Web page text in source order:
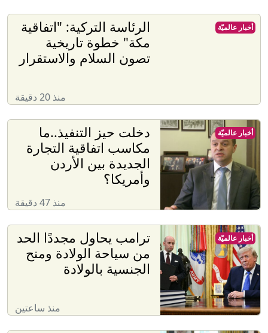
الرئاسة التركية: "اتفاقية
مكة" خطوة تاريخية
تصون السلام والاستقرار
منذ 20 دقيقة
أخبار عالميّة
دخلت حيز التنفيذ..ما
مكاسب اتفاقية التجارة
الجديدة بين الأردن
وأمريكا؟
منذ 47 دقيقة
أخبار عالميّة
ترامب يحاول مجددًا الحد
من سياحة الولادة ومنح
الجنسية بالولادة
منذ ساعتين
أخبار عالميّة